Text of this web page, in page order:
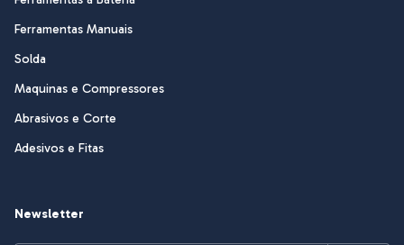
Ferramentas Manuais
Solda
Maquinas e Compressores
Abrasivos e Corte
Adesivos e Fitas
Newsletter